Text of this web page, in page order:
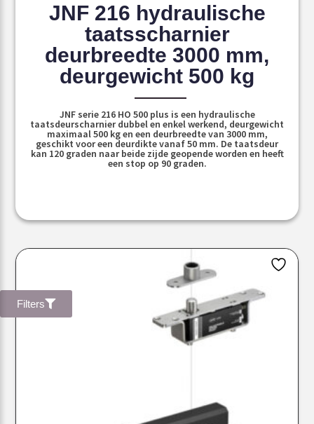
JNF 216 hydraulische
taatsscharnier
deurbreedte 3000 mm,
deurgewicht 500 kg
JNF serie 216 HO 500 plus is een hydraulische
taatsdeurscharnier dubbel en enkel werkend, deurgewicht
maximaal 500 kg en een deurbreedte van 3000 mm,
geschikt voor een deurdikte vanaf 50 mm. De taatsdeur
kan 120 graden naar beide zijde geopende worden en heeft
een stop op 90 graden.
Filters